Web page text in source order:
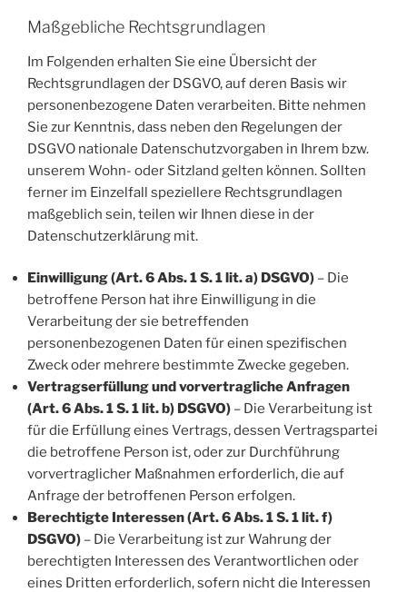
Maßgebliche Rechtsgrundlagen
Im Folgenden erhalten Sie eine Übersicht der
Rechtsgrundlagen der DSGVO, auf deren Basis wir
personenbezogene Daten verarbeiten. Bitte nehmen
Sie zur Kenntnis, dass neben den Regelungen der
DSGVO nationale Datenschutzvorgaben in Ihrem bzw.
unserem Wohn- oder Sitzland gelten können. Sollten
ferner im Einzelfall speziellere Rechtsgrundlagen
maßgeblich sein, teilen wir Ihnen diese in der
Datenschutzerklärung mit.
Einwilligung (Art. 6 Abs. 1 S. 1 lit. a) DSGVO) – Die
betroffene Person hat ihre Einwilligung in die
Verarbeitung der sie betreffenden
personenbezogenen Daten für einen spezifischen
Zweck oder mehrere bestimmte Zwecke gegeben.
Vertragserfüllung und vorvertragliche Anfragen
(Art. 6 Abs. 1 S. 1 lit. b) DSGVO) – Die Verarbeitung ist
für die Erfüllung eines Vertrags, dessen Vertragspartei
die betroffene Person ist, oder zur Durchführung
vorvertraglicher Maßnahmen erforderlich, die auf
Anfrage der betroffenen Person erfolgen.
Berechtigte Interessen (Art. 6 Abs. 1 S. 1 lit. f)
DSGVO) – Die Verarbeitung ist zur Wahrung der
berechtigten Interessen des Verantwortlichen oder
eines Dritten erforderlich, sofern nicht die Interessen